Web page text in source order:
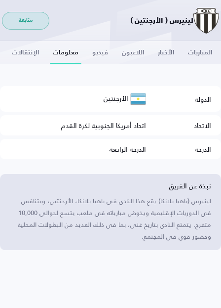
لينيرس ( الأرجنتين ) متابعة
المباريات الأخبار اللاعبون فيديو معلومات الإنتقالات
الدولة الأرجنتين
الاتحاد
اتحاد أمريكا الجنوبية لكرة القدم
الدرجة
الدرجة الرابعة
نبذة عن الفريق
لينيرس (باهيا بلانكا) يقع هذا النادي في باهيا بلانكا، الأرجنتين، ويتنافس
في الدوريات الإقليمية ويخوض مبارياته في ملعب يتسع لحوالي 10,000
متفرج. يتمتع النادي بتاريخ غني، بما في ذلك العديد من البطولات المحلية
وحضور قوي في المجتمع.